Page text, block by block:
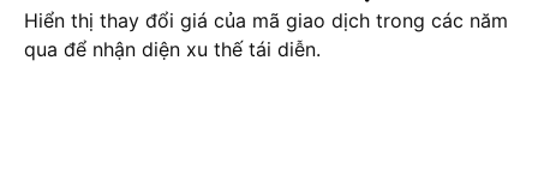
Hiển thị thay đổi giá của mã giao dịch trong các năm
qua để nhận diện xu thế tái diễn.